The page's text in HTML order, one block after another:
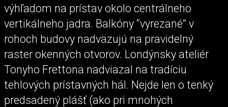
výhľadom na prístav okolo centrálneho
vertikálneho jadra. Balkóny “vyrezané” v
rohoch budovy nadväzujú na pravidelný
raster okenných otvorov. Londýnsky ateliér
Tonyho Frettona nadviazal na tradíciu
tehlových prístavných hál. Nejde len o tenký
predsadený plášť (ako pri mnohých